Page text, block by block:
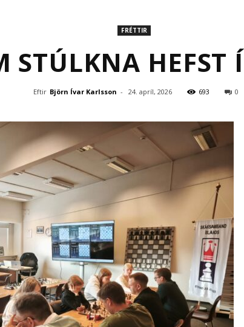
FRÉTTIR
STÚLKNA HEFST
Eftir Björn Ívar Karlsson - 24. apríl, 2026 693 0